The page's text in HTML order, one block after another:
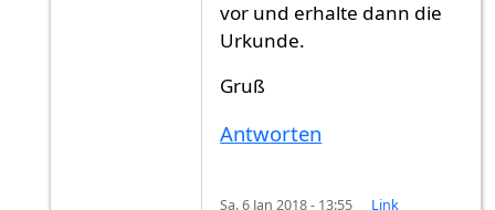
vor und erhalte dann die
Urkunde.
Gruß
Antworten
Sa. 6 Jan 2018 - 13:55 Link